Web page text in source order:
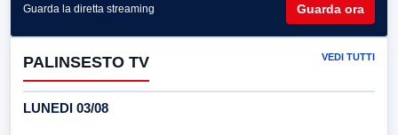
Guarda la diretta streaming Guarda ora
PALINSESTO TV VEDI TUTTI
LUNEDI 03/08